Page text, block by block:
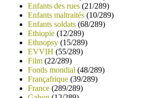
Enfants des rues (21/289)
Enfants maltraités (10/289)
Enfants soldats (68/289)
Ethiopie (12/289)
Ethnopsy (15/289)
EVVIH (55/289)
Film (22/289)
Fonds mondial (48/289)
Françafrique (39/289)
France (289/289)